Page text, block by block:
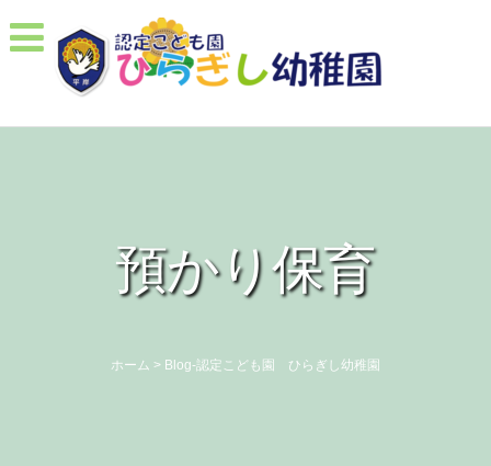
預かり保育
ホーム > Blog-認定こども園 ひらぎし幼稚園